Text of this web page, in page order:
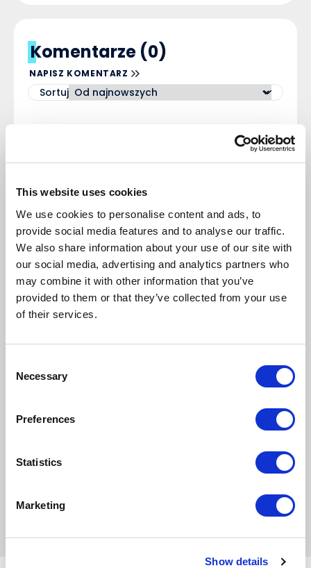
This website uses cookies
We use cookies to personalise content and ads, to
provide social media features and to analyse our traffic.
We also share information about your use of our site with
our social media, advertising and analytics partners who
may combine it with other information that you’ve
provided to them or that they’ve collected from your use
of their services.
Selection
Necessary
Preferences
Statistics
Marketing
Show details
Komentarze (0)
NAPISZ KOMENTARZ
Sortuj
Nie ma tutaj jeszcze żadnego
komentarza, bądź pierwszy!
Napisz komentarz